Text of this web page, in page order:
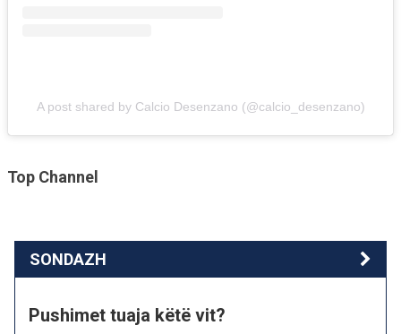
A post shared by Calcio Desenzano (@calcio_desenzano)
Top Channel
SONDAZH
Pushimet tuaja këtë vit?